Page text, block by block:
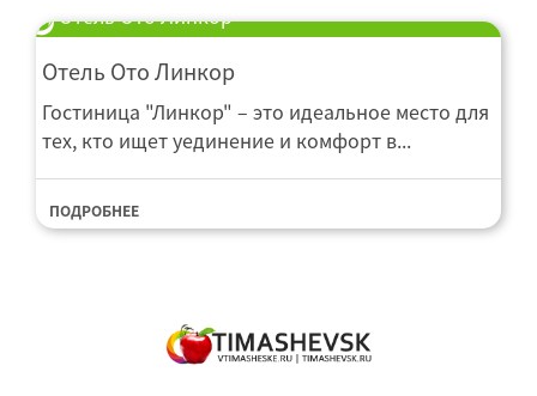
Мельница
Murska
Оборудование для плющения
Отель Ото Линкор
Отель Ото Линкор
Гостиница "Линкор" – это идеальное место для
тех, кто ищет уединение и комфорт в...
ПОДРОБНЕЕ